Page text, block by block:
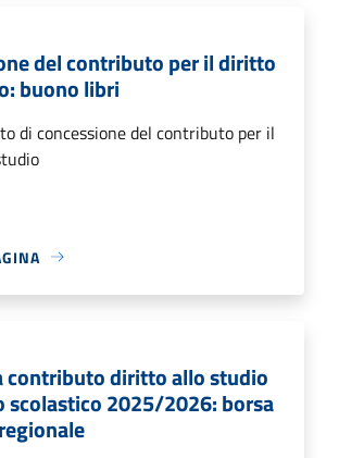
del contributo per il diritto
buono libri
di concessione del contributo per il
contributo diritto allo studio
scolastico 2025/2026: borsa